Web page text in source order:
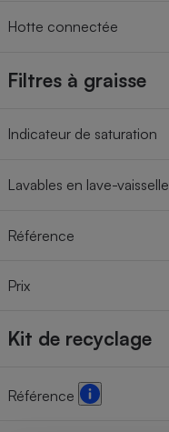
Hotte connectée
Filtres à graisse
Indicateur de saturation
Lavables en lave-vaisselle
Référence
Prix
Kit de recyclage
Référence